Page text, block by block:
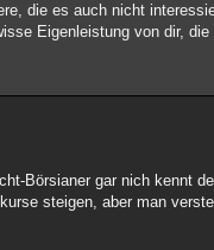
die es auch nicht
Eigenleistung von dir, die
Börsianer gar nich kennt
steigen, aber man